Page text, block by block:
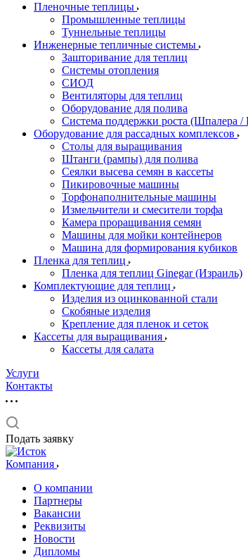
Пленочные теплицы
Промышленные теплицы
Туннельные теплицы
Инженерные тепличные системы
Зашторивание для теплиц
Системы отопления
СИОД
Вентиляторы для теплиц
Оборудование для полива
Система поддержки роста (Шпалера
Оборудование для рассадных комплексов
Столы для выращивания
Штанги (рампы) для полива
Сеялки высева семян в кассеты
Пикировочные машины
Торфонаполнительные машины
Измельчители и смесители торфа
Камера проращивания семян
Машины для мойки контейнеров
Машина для формирования кубиков
Пленка для теплиц
Пленка для теплиц Ginegar (Израиль)
Комплектующие для теплиц
Изделия из оцинкованной стали
Скобяные изделия
Крепление для пленок и сеток
Кассеты для выращивания
Кассеты для салата
Услуги
Контакты
Подать заявку
Компания
О компании
Партнеры
Вакансии
Реквизиты
Новости
Дипломы